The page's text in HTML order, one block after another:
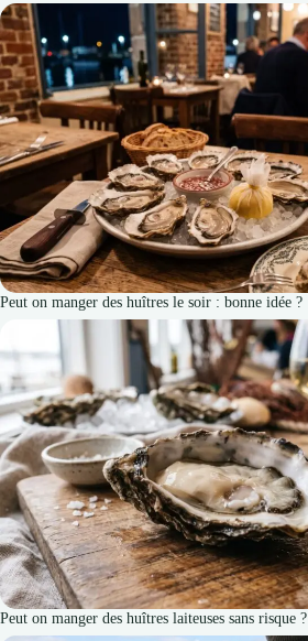
Peut on manger des huîtres le soir : bonne idée ?
Peut on manger des huîtres laiteuses sans risque ?